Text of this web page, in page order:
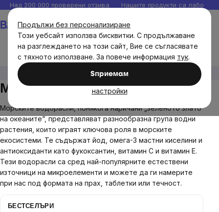
Продължи без персонализиране
Този уебсайт използва бисквитки. С продължаване
на разглеждането на този сайт, Вие се съгласявате
с тяхното използване. За повече информация тук.
Sпpиeмaм
настройки
Прескочи
към
съдържанието
Над 200 000 проверени отзива Нашите продукти са
Морски водорасли
Морски водорасли
Морските водорасли, понякога наричани „зеленото злато
на океаните“, представляват разнообразна група водни
растения, които играят ключова роля в морските
екосистеми. Те съдържат йод, омега-3 мастни киселини и
антиоксиданти като фукоксантин, витамин C и витамин E.
Тези водорасли са сред най-популярните естествени
източници на микроелементи и можете да ги намерите
при нас под формата на прах, таблетки или течност.
БЕСТСЕЛЪРИ